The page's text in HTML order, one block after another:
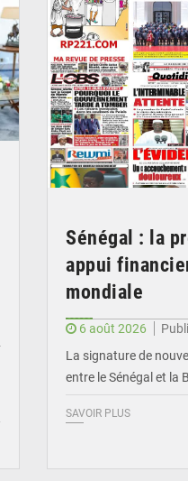
Sénégal : la
appui
mondiale
6 août 2026
La signature de
entre le Sénégal et la
SAVOIR PLUS